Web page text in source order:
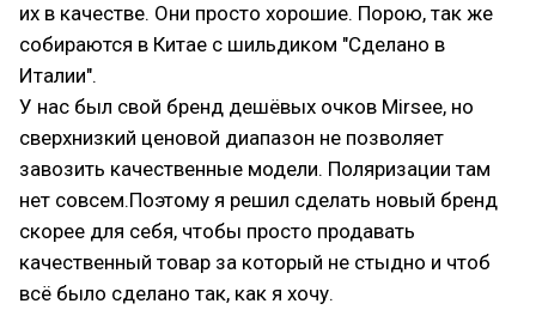
их в качестве. Они просто хорошие. Порою, так же
собираются в Китае с шильдиком "Сделано в
Италии".
У нас был свой бренд дешёвых очков Mirsee, но
сверхнизкий ценовой диапазон не позволяет
завозить качественные модели. Поляризации там
нет совсем.Поэтому я решил сделать новый бренд
скорее для себя, чтобы просто продавать
качественный товар за который не стыдно и чтоб
всё было сделано так, как я хочу.